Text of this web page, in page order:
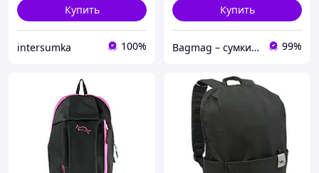
Купить
intersumka 100%
Купить
Bagmag – сумки, чемоданы, рюкзаки и аксессуары для вашего стиля и путешествий 99%